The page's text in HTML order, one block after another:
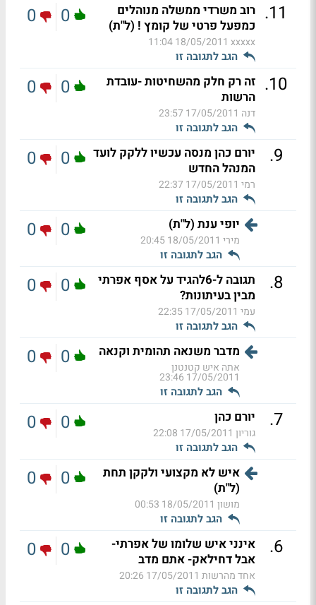
11
. רוב משרדי ממשלה מנוהלים
כמפעל פרטי של קומץ ! (ל"ת)
xxxxx
18/05/2011 11:04
הגב לתגובה זו
0
0
10
. זה רק חלק מהשחיטות -עובדת
הרשות
דנה 17/05/2011 23:57
הגב לתגובה זו
0
0
9
.
יורם כהן מנסה עכשיו ללקק לועד
המנהל החדש
רמי 17/05/2011 22:37
הגב לתגובה זו
0
0
יופי ענת (ל"ת)
מירי 18/05/2011 20:45
הגב לתגובה זו
0
0
8
.
תגובה ל-6להגיד על אסף אפרתי
מבין בעיתונות?
עמי 17/05/2011 22:35
הגב לתגובה זו
0
0
מדבר משנאה תהומית וקנאה
אתה איש קטנטנן
17/05/2011 23:46
הגב לתגובה זו
0
0
7
. יורם כהן
גוריון 17/05/2011 22:08
הגב לתגובה זו
0
0
איש לא מקצועי ולקקן תחת
(ל"ת)
מושון 18/05/2011 00:53
הגב לתגובה זו
0
0
6
.
אינני איש שלומו של אפרתי-
אבל דחילאק- אתם מדב
אחד מהרשות 17/05/2011 20:26
הגב לתגובה זו
0
0